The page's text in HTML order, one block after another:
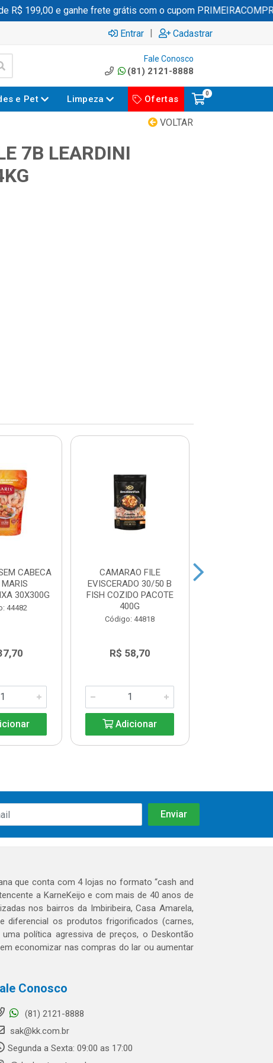
199,00 e ganhe frete grátis com o cupom PRIMEIRACOMPRA
Entrar | Cadastrar
Fale Conosco
(81) 2121-8888
e Pet Limpeza Ofertas
0
VOLTAR
7B LEARDINI
CABECA
30X300G
44482
CAMARAO FILE
EVISCERADO 30/50 B
FISH COZIDO PACOTE
400G
Código: 44818
R$ 58,70
Adicionar
que conta com 4 lojas no formato “cash and
a KarneKeijo e com mais de 40 anos de
nos bairros da Imbiribeira, Casa Amarela,
diferencial os produtos frigorificados (carnes,
política agressiva de preços, o Deskontão
economizar nas compras do lar ou aumentar
Conosco
(81) 2121-8888
sak@kk.com.br
Segunda a Sexta: 09:00 as 17:00